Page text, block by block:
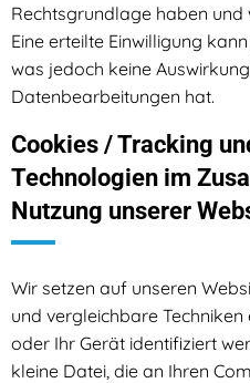
Rechtsgrundlage haben und
Eine erteilte Einwilligung
was jedoch keine
Datenbearbeitungen hat.
Cookies / Tracking
Technologien im
Nutzung unserer
Wir setzen auf unseren
und vergleichbare
oder Ihr Gerät identifiziert
kleine Datei, die an Ihren